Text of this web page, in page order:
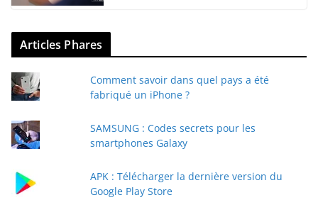
Articles Phares
Comment savoir dans quel pays a été
fabriqué un iPhone ?
SAMSUNG : Codes secrets pour les
smartphones Galaxy
APK : Télécharger la dernière version du
Google Play Store